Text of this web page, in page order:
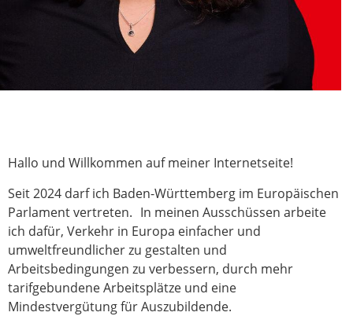
Hallo und Willkommen auf meiner Internetseite!
Seit 2024 darf ich Baden-Württemberg im Europäischen
Parlament vertreten. In meinen Ausschüssen arbeite
ich dafür, Verkehr in Europa einfacher und
umweltfreundlicher zu gestalten und
Arbeitsbedingungen zu verbessern, durch mehr
tarifgebundene Arbeitsplätze und eine
Mindestvergütung für Auszubildende.